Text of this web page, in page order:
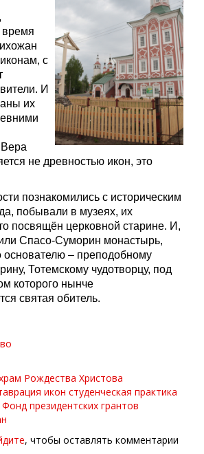
время
с
И
их
не древностью икон, это
познакомились с историческим
побывали в музеях, их
посвящён церковной старине. И,
Спасо-Суморин монастырь,
основателю – преподобному
Тотемскому чудотворцу, под
которого нынче
святая обитель.
Рождества Христова
икон студенческая практика
Фонд президентских грантов
, чтобы оставлять комментарии